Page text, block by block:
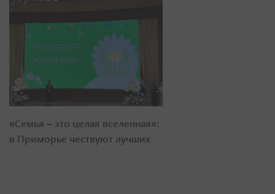
«Семья – это целая вселенная»:
в Приморье чествуют лучших